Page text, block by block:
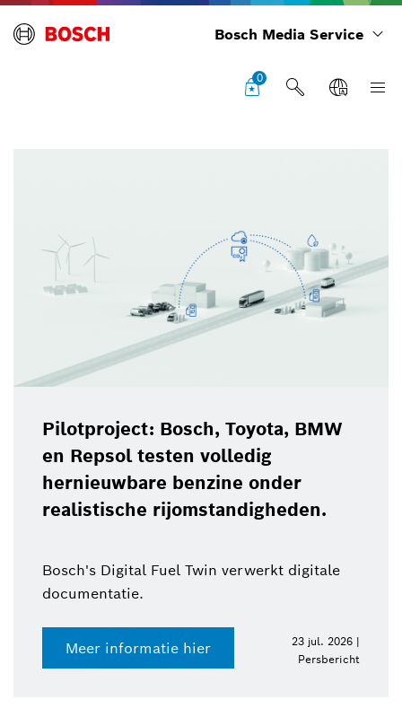
Bosch Media Service
0
Pilotproject: Bosch, Toyota, BMW
en Repsol testen volledig
hernieuwbare benzine onder
realistische rijomstandigheden.
Bosch's Digital Fuel Twin verwerkt digitale
documentatie.
Meer informatie hier
23 jul. 2026 |
Persbericht